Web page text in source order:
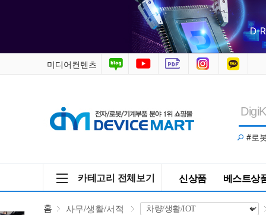
미디어컨텐츠
#로
카테고리 전체보기 신상품 베스트상
홈 사무/생활/서적